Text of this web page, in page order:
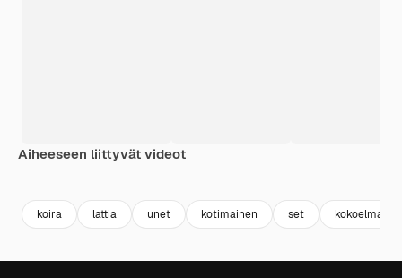
Aiheeseen liittyvät videot
koira lattia unet kotimainen set kokoelma